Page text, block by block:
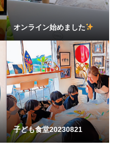
オンライン始めました
子ども食堂20230821